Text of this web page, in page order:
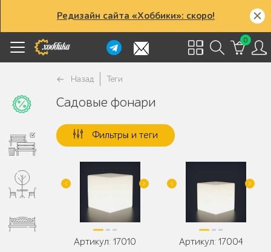
Редизайн сайта «Хоббики»: скоро!
0
Назад Теги
Садовые фонари
Фильтры и теги
Артикул: 17010
Артикул: 17004